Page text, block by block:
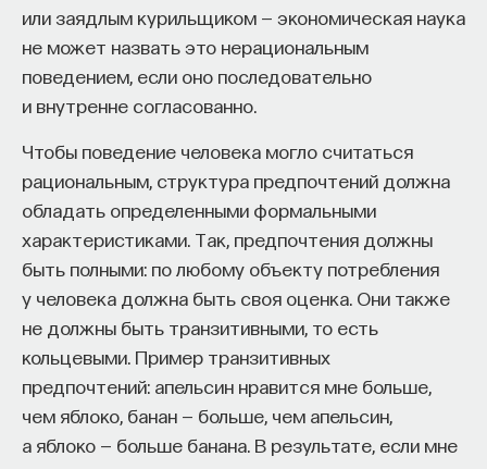
или заядлым курильщиком — экономическая наука
не может назвать это нерациональным
поведением, если оно последовательно
и внутренне согласованно.
Чтобы поведение человека могло считаться
рациональным, структура предпочтений должна
обладать определенными формальными
характеристиками. Так, предпочтения должны
быть полными: по любому объекту потребления
у человека должна быть своя оценка. Они также
не должны быть транзитивными, то есть
кольцевыми. Пример транзитивных
предпочтений: апельсин нравится мне больше,
чем яблоко, банан — больше, чем апельсин,
а яблоко — больше банана. В результате, если мне